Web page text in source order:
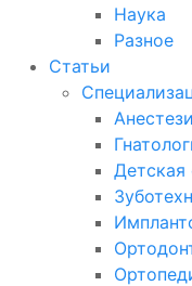
Наука
Разное
Статьи
Детская